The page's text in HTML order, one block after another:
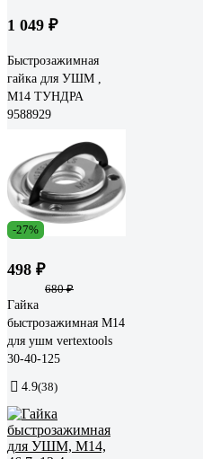
1 049 ₽
Быстрозажимная
гайка для УШМ ,
М14 ТУНДРА
9588929
-27%
498 ₽
680 ₽
Гайка
быстрозажимная M14
для ушм vertextools
30-40-125
4.9(38)